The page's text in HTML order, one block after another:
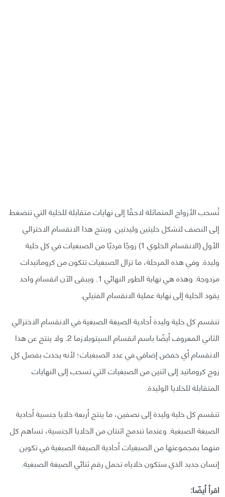
تُسحب الأزواج المتماثلة لاحقًا إلى نهايات متقابلة للخلية التي تنضغط
إلى النصف لتشكل خليتين وليدتين. وينتج هذا الانقسام الاختزالي
الأول (الانقسام الخلوي 1) زوجًا فرديًا من الصبغيات في كل خلية
وليدة. وفي هذه المرحلة، ما تزال الصبغيات تتكون من كروماتيدات
مزدوجة. وهذه هي نهاية الطور النهائي 1. ويبقى الآن انقسام واحد
يقود الخلية إلى نهاية عملية الانقسام الفتيلي.
تنقسم كل خلية وليدة أحادية الصيغة الصبغية في الانقسام الاختزالي
الثاني المعروف أيضًا باسم انقسام السيتوبلازما 2. ولا ينتج عن هذا
الانقسام أي خفض إضافي في عدد الصبغيات؛ لأنه يحدث بفصل كل
زوج كروماتيد إلى اثنين من الصبغيات التي تسحب إلى النهايات
المتقابلة للخلايا الوليدة.
تنقسم كل خلية وليدة إلى نصفين، ما ينتج أربعة خلايا جنسية أحادية
الصيغة الصبغية. وعندما تندمج اثنتان من الخلايا الجنسية، تساهم كل
منهما بمجموعتها من الصبغيات أحادية الصيغة الصبغية في تكوين
إنسان جديد الذي ستكون خلاياه تحمل رقم ثنائي الصيغة الصبغية.
اقرأ أيضًا: